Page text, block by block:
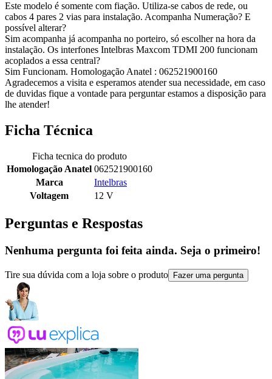
Este modelo é somente com fiação. Utiliza-se cabos de rede, ou
cabos 4 pares 2 vias para instalação. Acompanha Numeração? E
possível alterar?
Sim acompanha já acompanha no porteiro, só escolher na hora da
instalação. Os interfones Intelbras Maxcom TDMI 200 funcionam
acoplados a essa central?
Sim Funcionam. Homologação Anatel : 062521900160
Agradecemos a visita e esperamos atender sua necessidade, em caso
de duvidas fique a vontade para perguntar estamos a disposição para
lhe atender!
Ficha Técnica
Ficha tecnica do produto
Homologação Anatel 062521900160
Marca
Intelbras
Voltagem
12 V
Perguntas e Respostas
Nenhuma pergunta foi feita ainda. Seja o primeiro!
Tire sua dúvida com a loja sobre o produto Fazer uma pergunta